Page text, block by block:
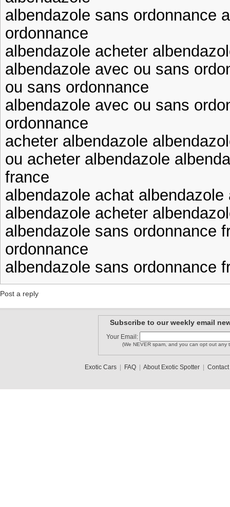
albendazole sans ordonnance
ordonnance
albendazole acheter
albendazole avec ou sans
ou sans ordonnance
albendazole avec ou sans
ordonnance
acheter albendazole
ou acheter albendazole
france
albendazole achat
albendazole acheter
albendazole sans ordonnance
ordonnance
albendazole sans ordonnance
Post a reply
Subscribe to our weekly email
Your Email:
(We NEVER spam, and you can opt out any
Exotic Cars| FAQ| About Exotic Spotter| Contact